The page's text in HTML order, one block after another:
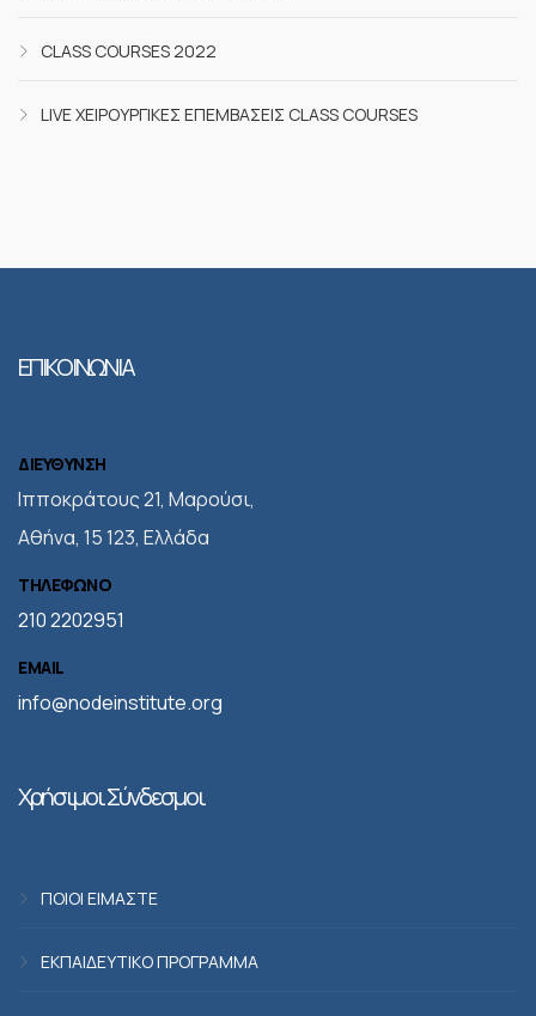
CLASS COURSES 2022
LIVE ΧΕΙΡΟΥΡΓΙΚΈΣ ΕΠΕΜΒΆΣΕΙΣ CLASS COURSES
ΕΠΙΚΟΙΝΩΝΙΑ
ΔΙΕΥΘΥΝΣΗ
Iπποκράτους 21, Μαρούσι,
Αθήνα, 15 123, Ελλάδα
ΤΗΛΕΦΩΝΟ
210 2202951
EMAIL
info@nodeinstitute.org
Χρήσιμοι Σύνδεσμοι
ΠΟΙΟΙ ΕΙΜΑΣΤΕ
ΕΚΠΑΙΔΕΥΤΙΚΟ ΠΡΟΓΡΑΜΜΑ